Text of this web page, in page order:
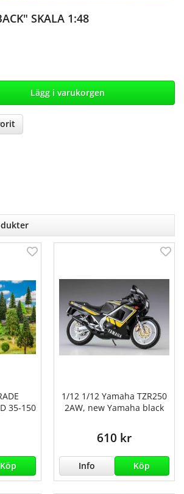
SKALA 1:48
Lägg i varukorgen
35-150
Köp
1/12 1/12 Yamaha TZR250
2AW, new Yamaha black
610 kr
Info Köp